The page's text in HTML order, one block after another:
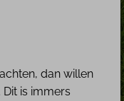
dan willen
is immers